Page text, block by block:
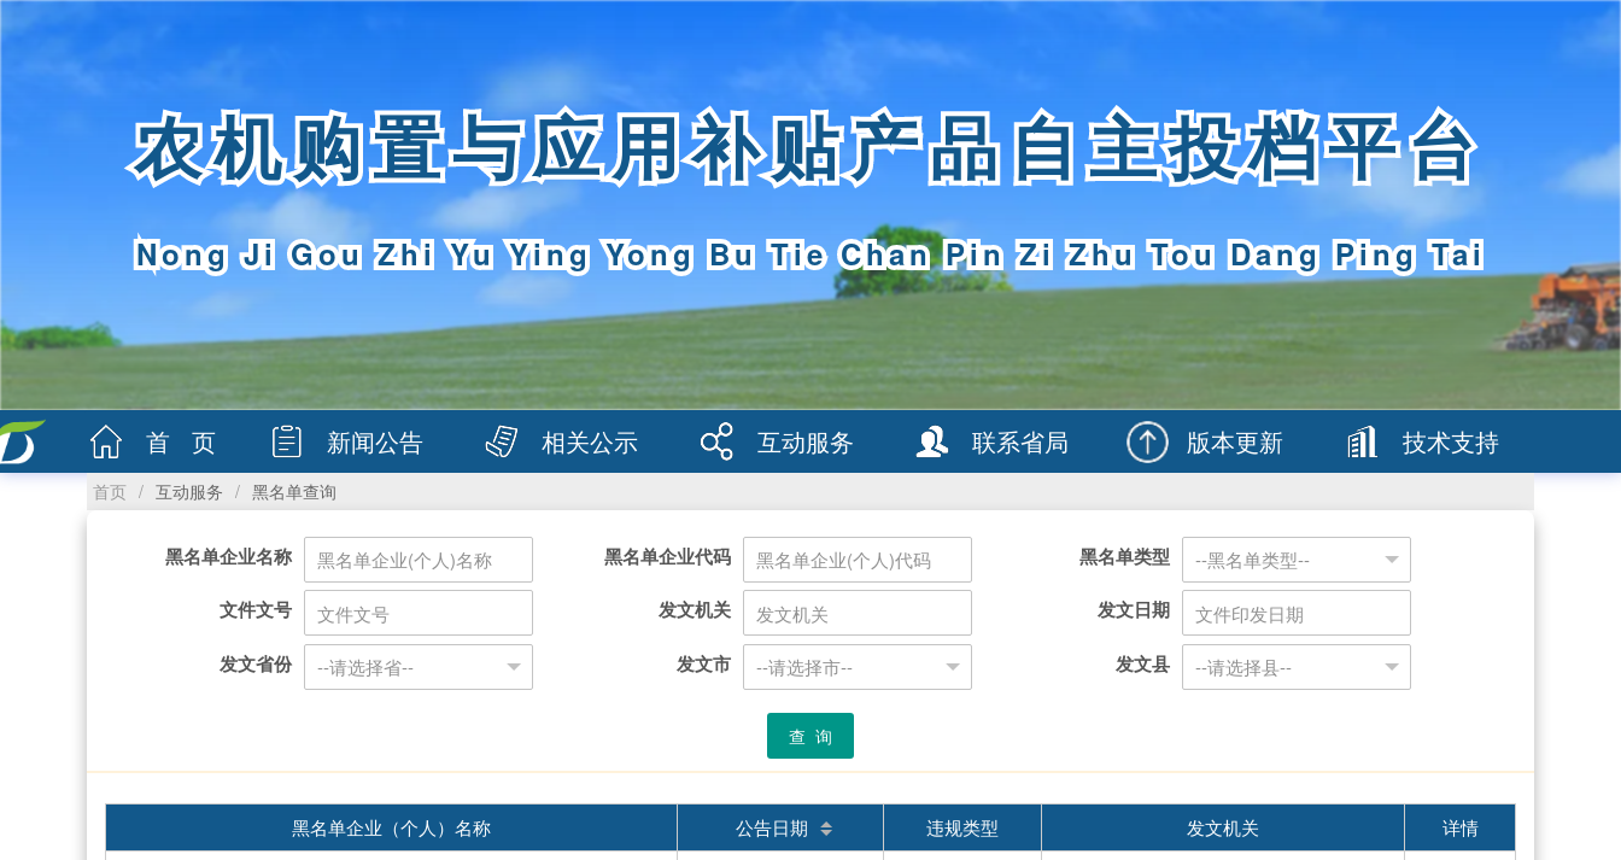
农机购置与应用补贴产品自主投档平台
Nong Ji Gou Zhi Yu Ying Yong Bu Tie Chan Pin Zi Zhu Tou Dang Ping Tai
首 页 新闻公告 相关公示 互动服务 联系省局 版本更新 技术支持
首页 / 互动服务 / 黑名单查询
黑名单企业名称 黑名单企业代码 黑名单类型
文件文号 发文机关 发文日期
发文省份 发文市 发文县
查 询
黑名单企业（个人）名称 公告日期 违规类型 发文机关 详情